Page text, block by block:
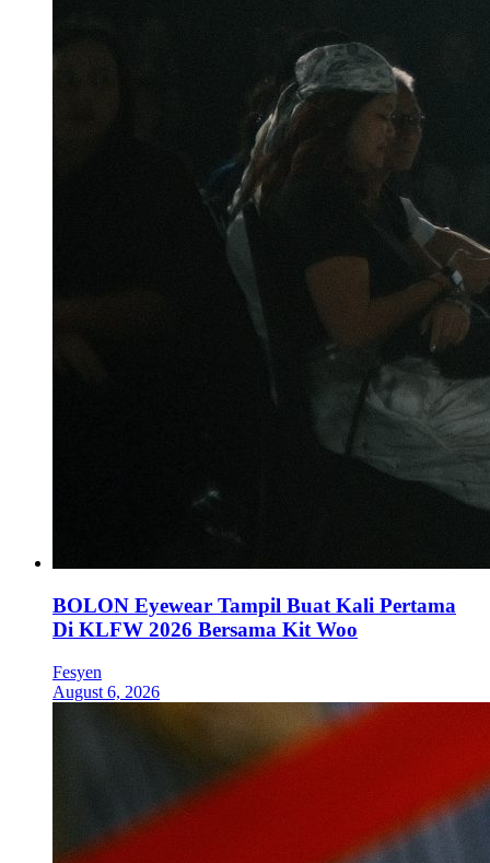
BOLON Eyewear Tampil Buat Kali Pertama
Di KLFW 2026 Bersama Kit Woo
Fesyen
August 6, 2026